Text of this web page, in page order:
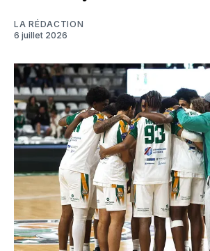
LA RÉDACTION
6 juillet 2026